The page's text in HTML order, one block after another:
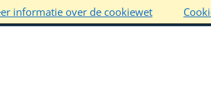
informatie over de cookiewet